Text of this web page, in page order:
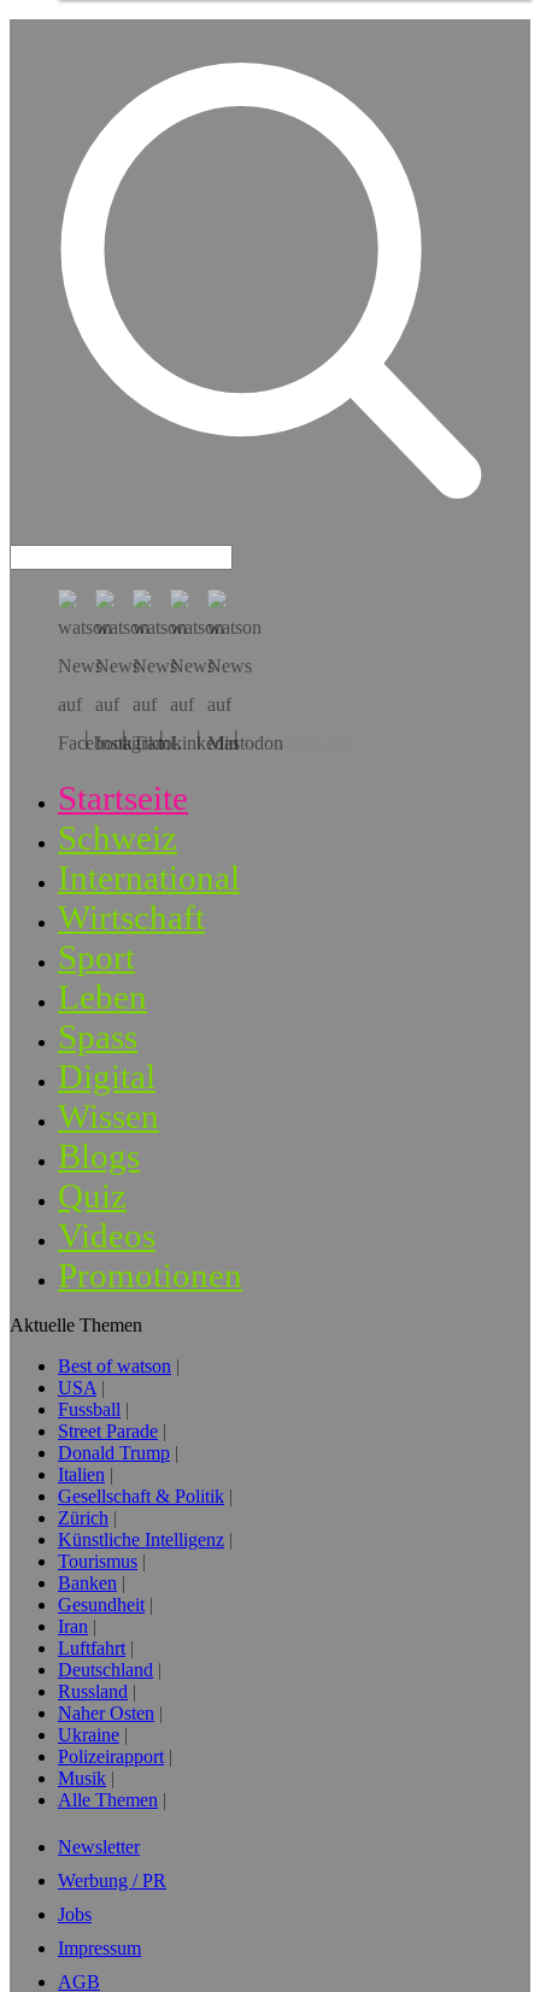
Hol dir die App!
Startseite
Schweiz
International
Wirtschaft
Sport
Leben
Spass
Digital
Wissen
Blogs
Quiz
Videos
Promotionen
Aktuelle Themen
Best of watson
USA
Fussball
Street Parade
Donald Trump
Italien
Gesellschaft & Politik
Zürich
Künstliche Intelligenz
Tourismus
Banken
Gesundheit
Iran
Luftfahrt
Deutschland
Russland
Naher Osten
Ukraine
Polizeirapport
Musik
Alle Themen
Newsletter
Werbung / PR
Jobs
Impressum
AGB